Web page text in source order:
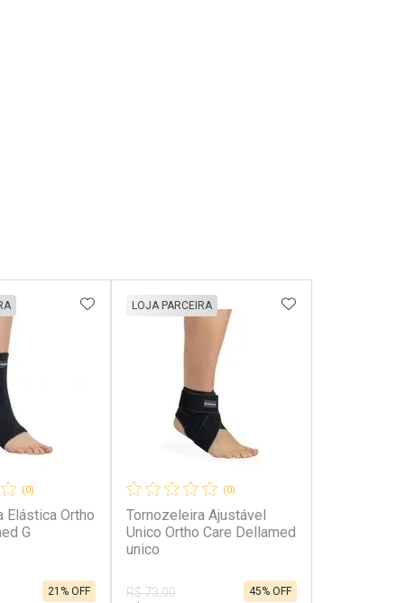
(0)
Elástica Ortho
G
21% OFF
ADICIONAR AOS FAVORITOS
(0)
Tornozeleira Ajustável
Unico Ortho Care Dellamed
unico
LOJA PARCEIRA
R$ 73,00
45% OFF
ADICIONAR AOS